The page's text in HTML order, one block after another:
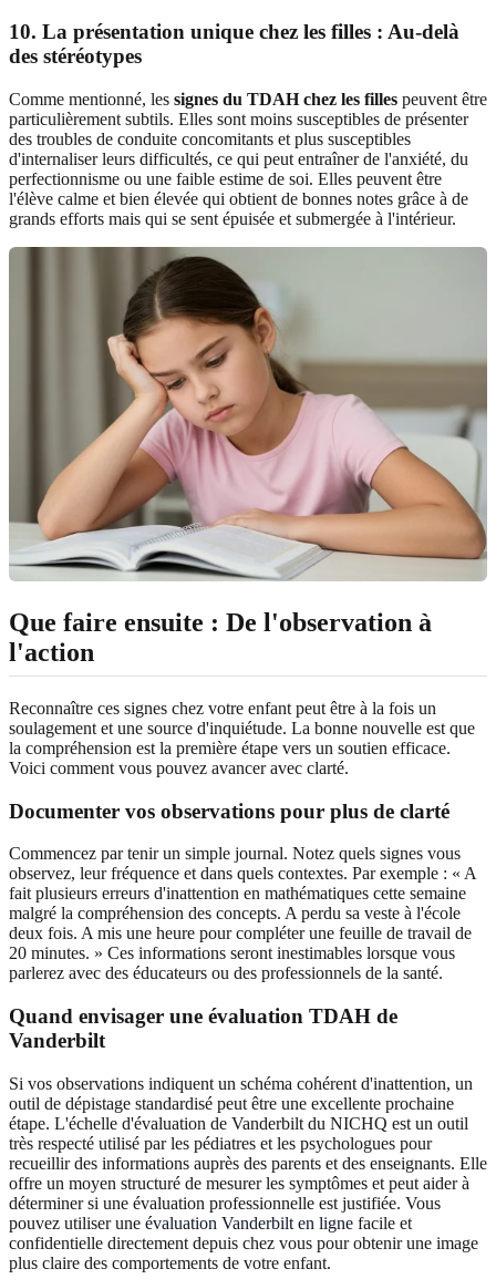
10. La présentation unique chez les filles : Au-delà
des stéréotypes
Comme mentionné, les signes du TDAH chez les filles peuvent être
particulièrement subtils. Elles sont moins susceptibles de présenter
des troubles de conduite concomitants et plus susceptibles
d'internaliser leurs difficultés, ce qui peut entraîner de l'anxiété, du
perfectionnisme ou une faible estime de soi. Elles peuvent être
l'élève calme et bien élevée qui obtient de bonnes notes grâce à de
grands efforts mais qui se sent épuisée et submergée à l'intérieur.
Que faire ensuite : De l'observation à
l'action
Reconnaître ces signes chez votre enfant peut être à la fois un
soulagement et une source d'inquiétude. La bonne nouvelle est que
la compréhension est la première étape vers un soutien efficace.
Voici comment vous pouvez avancer avec clarté.
Documenter vos observations pour plus de clarté
Commencez par tenir un simple journal. Notez quels signes vous
observez, leur fréquence et dans quels contextes. Par exemple : « A
fait plusieurs erreurs d'inattention en mathématiques cette semaine
malgré la compréhension des concepts. A perdu sa veste à l'école
deux fois. A mis une heure pour compléter une feuille de travail de
20 minutes. » Ces informations seront inestimables lorsque vous
parlerez avec des éducateurs ou des professionnels de la santé.
Quand envisager une évaluation TDAH de
Vanderbilt
Si vos observations indiquent un schéma cohérent d'inattention, un
outil de dépistage standardisé peut être une excellente prochaine
étape. L'échelle d'évaluation de Vanderbilt du NICHQ est un outil
très respecté utilisé par les pédiatres et les psychologues pour
recueillir des informations auprès des parents et des enseignants. Elle
offre un moyen structuré de mesurer les symptômes et peut aider à
déterminer si une évaluation professionnelle est justifiée. Vous
pouvez utiliser une évaluation Vanderbilt en ligne facile et
confidentielle directement depuis chez vous pour obtenir une image
plus claire des comportements de votre enfant.